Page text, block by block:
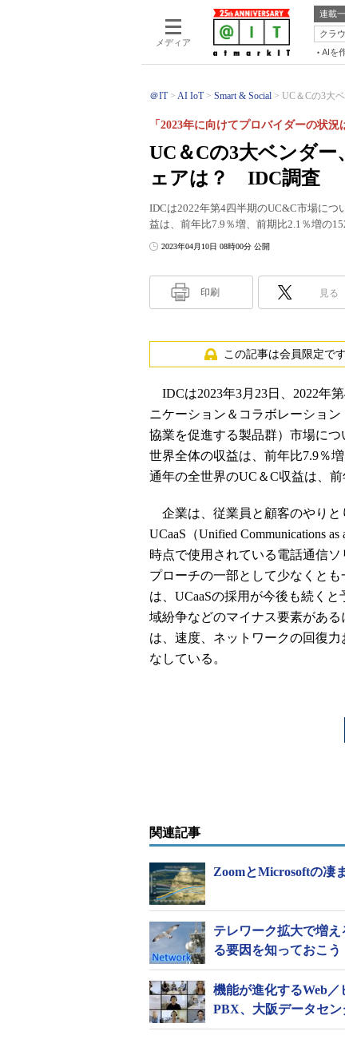
メディア
連載
クラ
AIを
＠IT AI IoT Smart & Social UC＆Cの3大
UC＆Cの3大ベンダー
ェアは？ IDC調査
「2023年に向けてプロバイダーの状況
IDCは2022年第4四半期のUC&C市場につ
益は、前年比7.9％増、前期比2.1％増の
2023年04月10日 08時00分 公開
印刷 見る
この記事は会員限定です
IDCは2023年3月23日、2022年
ニケーション＆コラボレーショ
協業を促進する製品群）市場に
世界全体の収益は、前年比7.9％
通年の全世界のUC＆C収益は、前
企業は、従業員と顧客のやりと
UCaaS（Unified Communications
時点で使用されている電話通信
プローチの一部として少なくと
は、UCaaSの採用が今後も続く
域紛争などのマイナス要素があ
は、速度、ネットワークの回復
なしている。
関連記事
ZoomとMicrosoftの凄
テレワーク拡大で増
る要因を知っておこう
機能が進化するWeb
PBX、大阪データセ